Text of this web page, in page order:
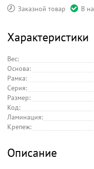
Заказной товар В
Характеристики
Вес:
Основа:
Рамка:
Серия:
Размер:
Код:
Ламинация:
Крепеж:
Описание